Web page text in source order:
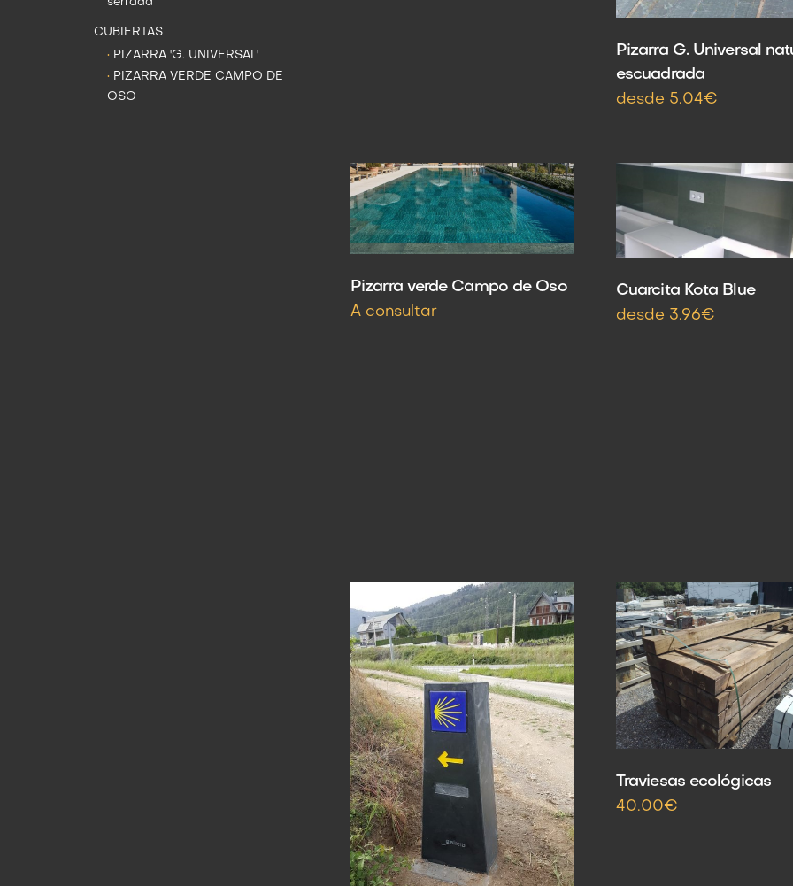
CUBIERTAS
• PIZARRA 'G. UNIVERSAL'
• PIZARRA VERDE CAMPO DE
OSO
Pizarra G. Universal
escuadrada
desde 5.04€
Pizarra verde Campo de Oso
A consultar
Cuarcita Kota Blue
desde 3.96€
Traviesas ecológicas
40.00€